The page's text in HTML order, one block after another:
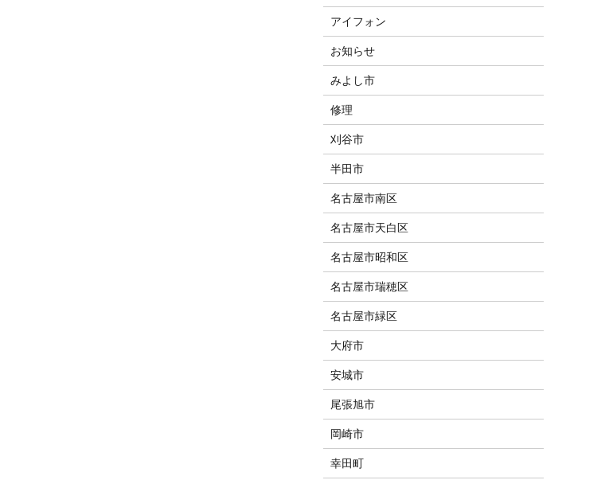
アイフォン
お知らせ
みよし市
修理
刈谷市
半田市
名古屋市南区
名古屋市天白区
名古屋市昭和区
名古屋市瑞穂区
名古屋市緑区
大府市
安城市
尾張旭市
岡崎市
幸田町